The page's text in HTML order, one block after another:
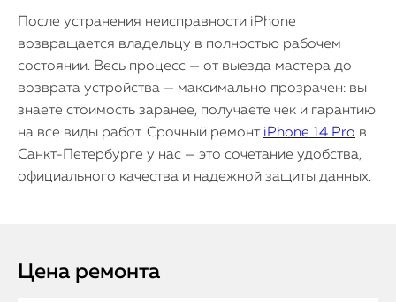
После устранения неисправности iPhone
возвращается владельцу в полностью рабочем
состоянии. Весь процесс — от выезда мастера до
возврата устройства — максимально прозрачен: вы
знаете стоимость заранее, получаете чек и гарантию
на все виды работ. Срочный ремонт iPhone 14 Pro в
Санкт-Петербурге у нас — это сочетание удобства,
официального качества и надежной защиты данных.
Цена ремонта